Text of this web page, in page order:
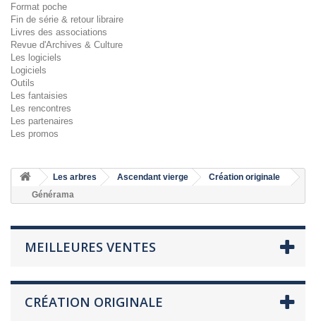
Format poche
Fin de série & retour libraire
Livres des associations
Revue d'Archives & Culture
Les logiciels
Logiciels
Outils
Les fantaisies
Les rencontres
Les partenaires
Les promos
Les arbres Ascendant vierge
Création originale
Générama
MEILLEURES VENTES
CRÉATION ORIGINALE